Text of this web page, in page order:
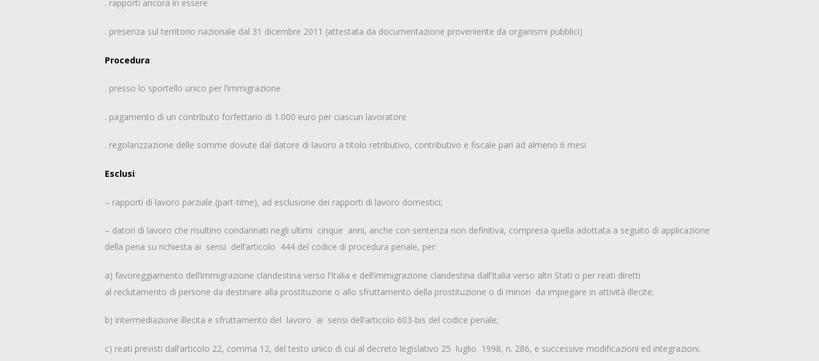
. rapporti ancora in essere
. presenza sul territorio nazionale dal 31 dicembre 2011 (attestata da documentazione proveniente da organismi pubblici)
Procedura:
. presso lo sportello unico per l’immigrazione
. pagamento di un contributo forfettario di 1.000 euro per ciascun lavoratore
. regolarizzazione delle somme dovute dal datore di lavoro a titolo retributivo, contributivo e fiscale pari ad almeno 6 mesi
Esclusi:
– rapporti di lavoro parziale (part-time), ad esclusione dei rapporti di lavoro domestici;
– datori di lavoro che risultino condannati negli ultimi cinque anni, anche con sentenza non definitiva, compresa quella adottata a seguito di applicazione
della pena su richiesta ai sensi dell’articolo 444 del codice di procedura penale, per:
a) favoreggiamento dell’immigrazione clandestina verso l’Italia e dell’immigrazione clandestina dall’Italia verso altri Stati o per reati diretti
al reclutamento di persone da destinare alla prostituzione o allo sfruttamento della prostituzione o di minori da impiegare in attività illecite;
b) intermediazione illecita e sfruttamento del lavoro ai sensi dell’articolo 603-bis del codice penale;
c) reati previsti dall’articolo 22, comma 12, del testo unico di cui al decreto legislativo 25 luglio 1998, n. 286, e successive modificazioni ed integrazioni.